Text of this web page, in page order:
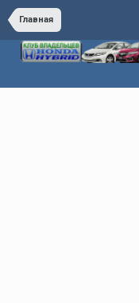
Главная